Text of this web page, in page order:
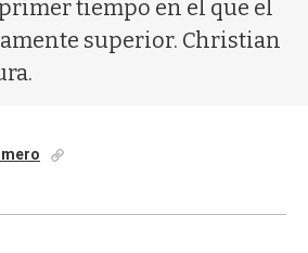
tiempo en el que el
superior. Christian